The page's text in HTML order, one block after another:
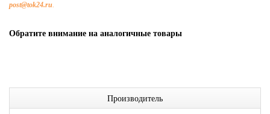
post@tok24.ru.
Обратите внимание на аналогичные товары
Производитель